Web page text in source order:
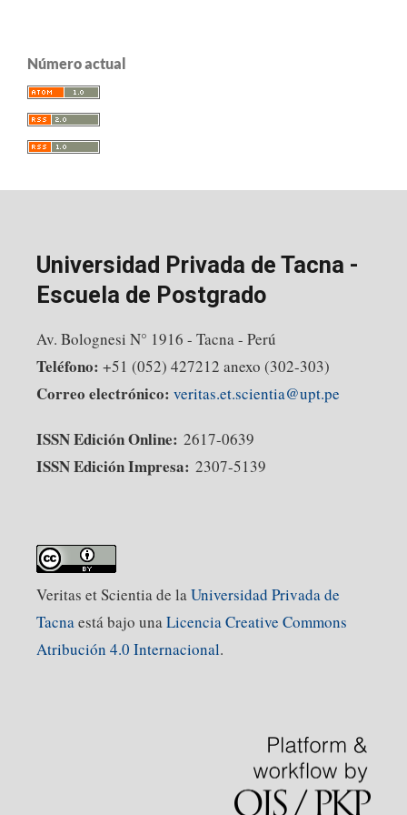
Número actual
Universidad Privada de Tacna -
Escuela de Postgrado
Av. Bolognesi N° 1916 - Tacna - Perú
Teléfono: +51 (052) 427212 anexo (302-303)
Correo electrónico: veritas.et.scientia@upt.pe
ISSN Edición Online: 2617-0639
ISSN Edición Impresa: 2307-5139
Veritas et Scientia de laUniversidad Privada de
Tacnaestá bajo unaLicencia Creative Commons
Atribución 4.0 Internacional.